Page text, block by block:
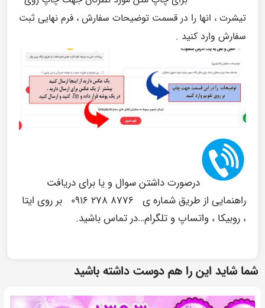
تیشرت ، انها را در قسمت توضیحات سفارش ، فرم نهایی ثبت
سفارش وارد کنید .
درصورت داشتن سوال و یا برای دریافت
راهنمایی از طریق شماره ی ۸۷۷۶ ۲۷۸ ۰۹۱۶
بر روی ایتا
، روبیکا ، واتساپ و تلگرام…در تماس باشید.
شما شاید این را هم دوست داشته باشید